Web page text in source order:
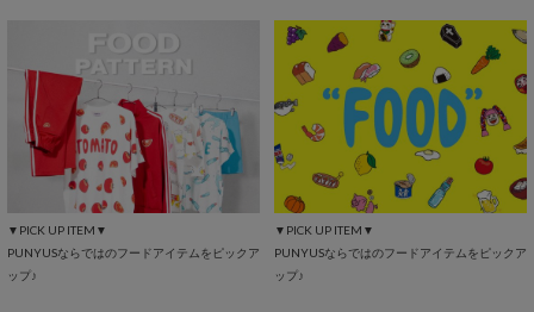
▼PICK UP ITEM▼
PUNYUSならではのフードアイテムをピックア
ップ♪
▼PICK UP ITEM▼
PUNYUSならではのフードアイテムをピックア
ップ♪